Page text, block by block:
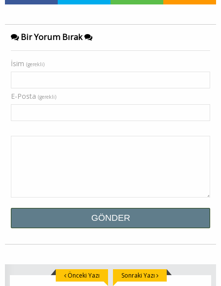
Bir Yorum Bırak
İsim (gerekli)
E-Posta (gerekli)
Önceki Yazı Sonraki Yazı